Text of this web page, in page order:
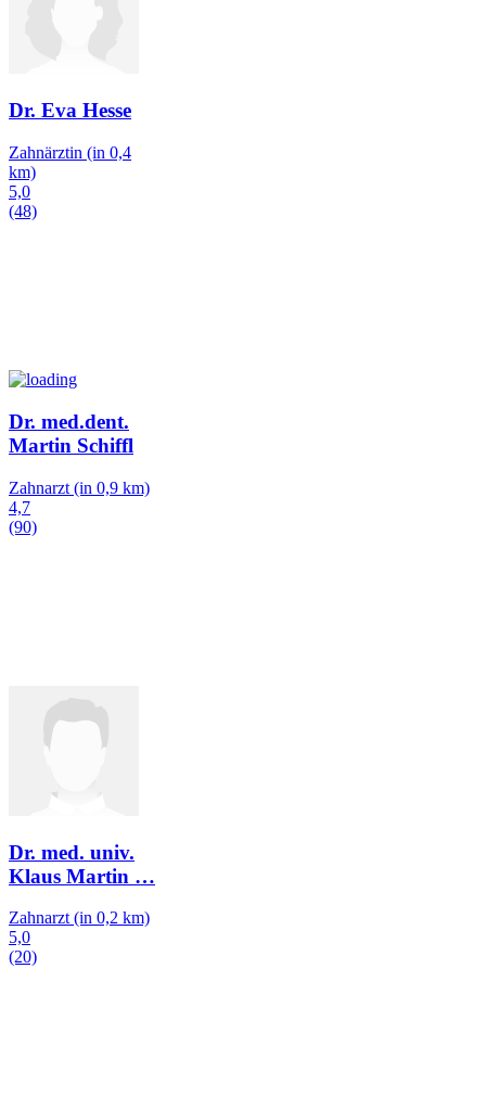
Dr. Eva Hesse
Zahnärztin (in 0,4
km)
5,0
(48)
Dr. med.dent.
Martin Schiffl
Zahnarzt (in 0,9 km)
4,7
(90)
Dr. med. univ.
Klaus Martin …
Zahnarzt (in 0,2 km)
5,0
(20)